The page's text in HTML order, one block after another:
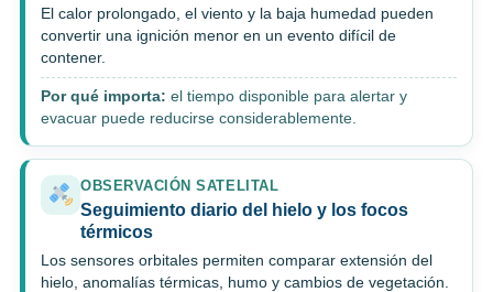
El calor prolongado, el viento y la baja humedad pueden
convertir una ignición menor en un evento difícil de
contener.
Por qué importa: el tiempo disponible para alertar y
evacuar puede reducirse considerablemente.
OBSERVACIÓN SATELITAL
Seguimiento diario del hielo y los focos
térmicos
Los sensores orbitales permiten comparar extensión del
hielo, anomalías térmicas, humo y cambios de vegetación.